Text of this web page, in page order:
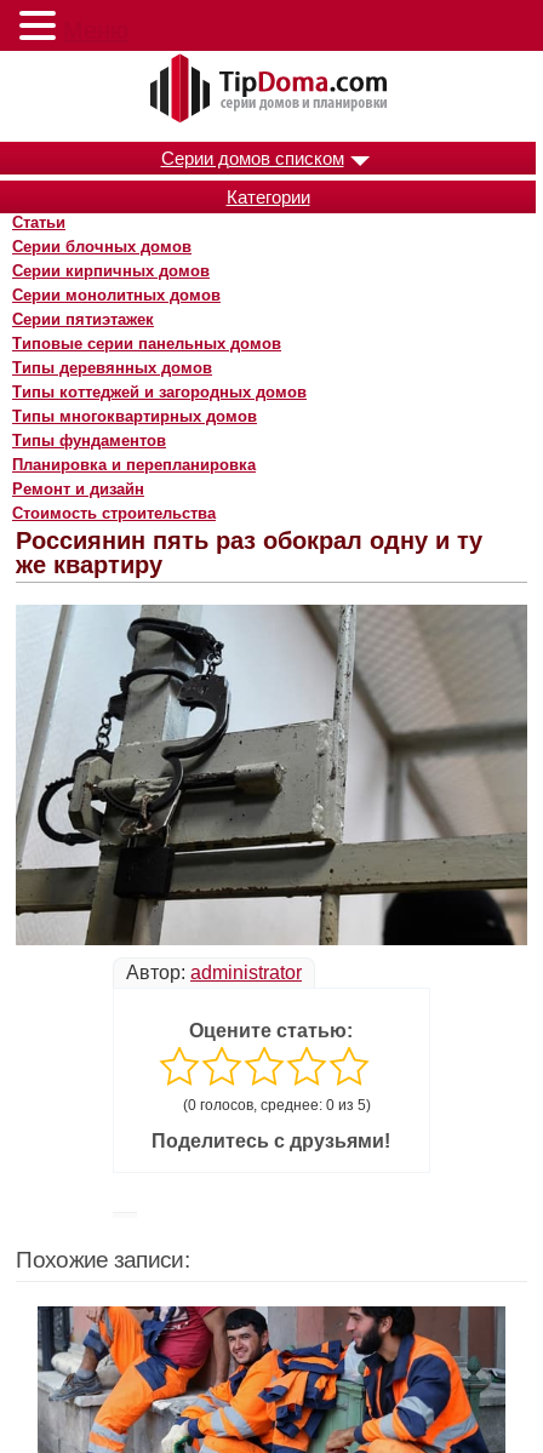
Серии домов списком
Категории
Статьи
Серии блочных домов
Серии кирпичных домов
Серии монолитных домов
Серии пятиэтажек
Типовые серии панельных домов
Типы деревянных домов
Типы коттеджей и загородных домов
Типы многоквартирных домов
Типы фундаментов
Планировка и перепланировка
Ремонт и дизайн
Стоимость строительства
Россиянин пять раз обокрал одну и ту
же квартиру
Автор: administrator
Оцените статью:
(0 голосов, среднее: 0 из 5)
Поделитесь с друзьями!
Похожие записи: